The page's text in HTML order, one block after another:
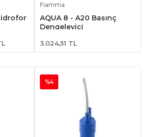
Fiamma
AQUA 8 - A20 Basınç
Dengeleyici
3.024,51 TL
%4